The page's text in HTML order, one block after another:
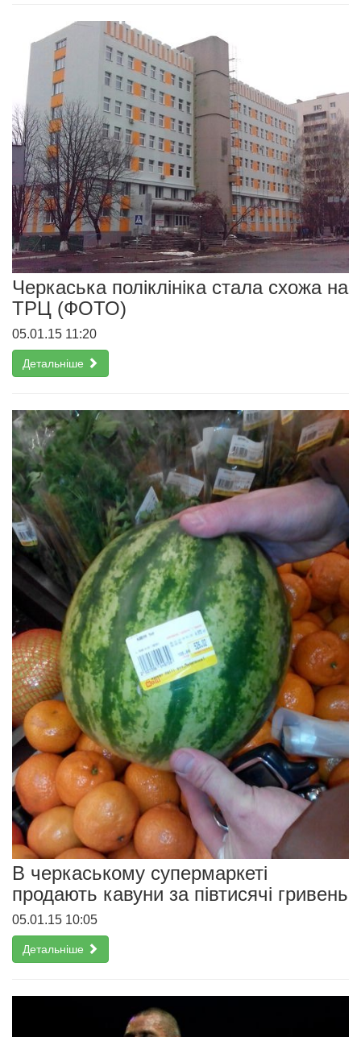
Черкаська поліклініка стала схожа на
ТРЦ (ФОТО)
05.01.15 11:20
Детальніше
В черкаському супермаркеті
продають кавуни за півтисячі гривень
05.01.15 10:05
Детальніше